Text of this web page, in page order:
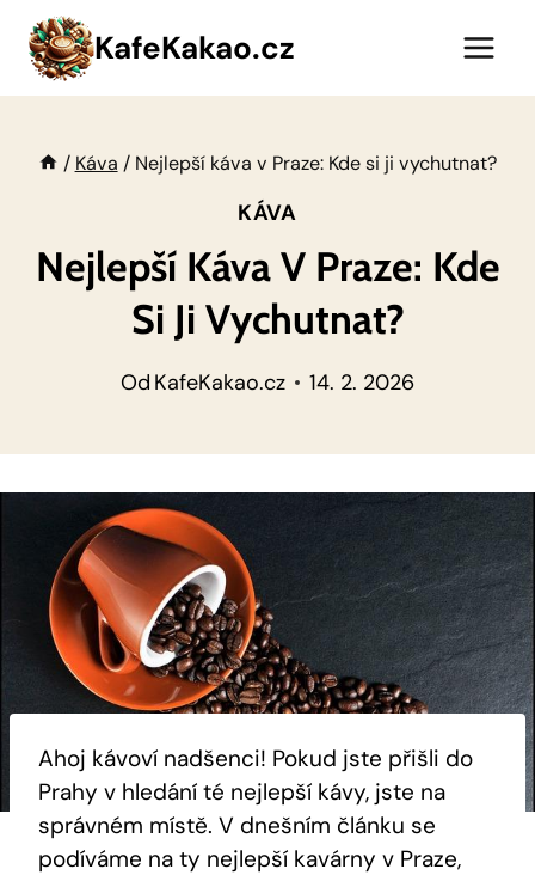
Přeskočit
obsah
KafeKakao.cz
/ Káva / Nejlepší káva v Praze: Kde si ji vychutnat?
KÁVA
Nejlepší Káva V Praze: Kde
Si Ji Vychutnat?
Od KafeKakao.cz 14. 2. 2026
Ahoj kávoví nadšenci! Pokud jste přišli do
Prahy v hledání té nejlepší kávy, jste na
správném místě. V dnešním článku se
podíváme na ty nejlepší kavárny v Praze,